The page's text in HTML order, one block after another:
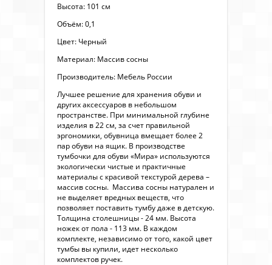
Высота: 101 см
Объём: 0,1
Цвет: Черный
Материал: Массив сосны
Производитель: Мебель России
Лучшее решение для хранения обуви и
других аксессуаров в небольшом
пространстве. При минимальной глубине
изделия в 22 см, за счет правильной
эргономики, обувница вмещает более 2
пар обуви на ящик. В производстве
тумбочки для обуви «Мира» используются
экологически чистые и практичные
материалы с красивой текстурой дерева –
массив сосны. Массива сосны натурален и
не выделяет вредных веществ, что
позволяет поставить тумбу даже в детскую.
Толщина столешницы - 24 мм. Высота
ножек от пола - 113 мм. В каждом
комплекте, независимо от того, какой цвет
тумбы вы купили, идет несколько
комплектов ручек.